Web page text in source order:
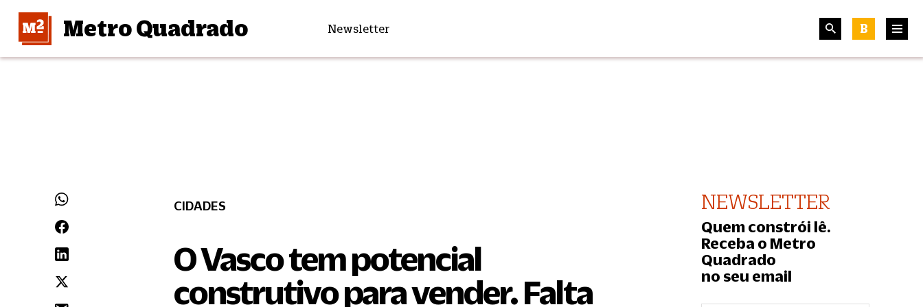
Metro Quadrado Newsletter B
CIDADES
O Vasco tem potencial
construtivo para vender. Falta
NEWSLETTER
Quem constrói lê.
Receba o Metro
Quadrado
no seu email